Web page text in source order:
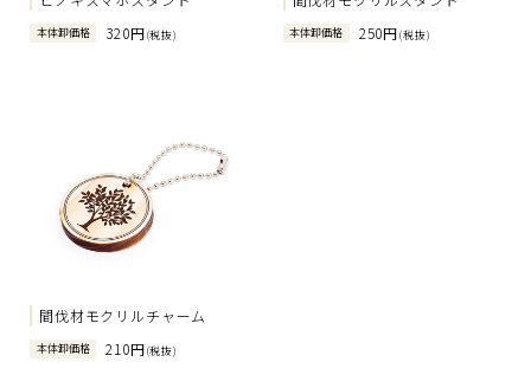
本体卸価格 320円(税抜) 本体卸価格 250円(税抜)
間伐材モクリルチャーム
本体卸価格 210円(税抜)